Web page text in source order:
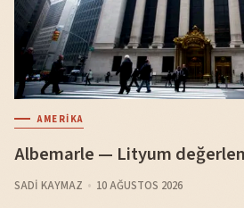
AMERIKA
Albemarle — Lityum
SADI KAYMAZ 10 AĞUSTOS 2026